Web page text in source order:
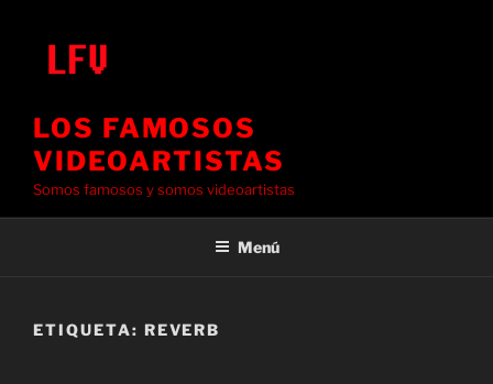
contenido
LOS FAMOSOS
VIDEOARTISTAS
Somos famosos y somos videoartistas
Menú
ETIQUETA: REVERB